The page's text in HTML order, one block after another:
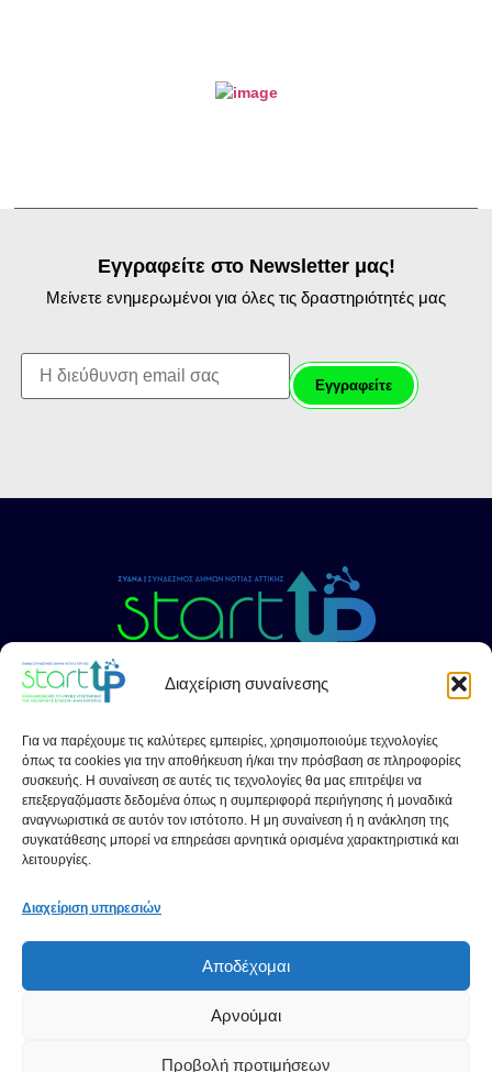
Διαχείριση συναίνεσης
Για να παρέχουμε τις καλύτερες εμπειρίες, χρησιμοποιούμε τεχνολογίες
όπως τα cookies για την αποθήκευση ή/και την πρόσβαση σε πληροφορίες
συσκευής. Η συναίνεση σε αυτές τις τεχνολογίες θα μας επιτρέψει να
επεξεργαζόμαστε δεδομένα όπως η συμπεριφορά περιήγησης ή μοναδικά
αναγνωριστικά σε αυτόν τον ιστότοπο. Η μη συναίνεση ή η ανάκληση της
συγκατάθεσης μπορεί να επηρεάσει αρνητικά ορισμένα χαρακτηριστικά και
λειτουργίες.
Διαχείριση υπηρεσιών
Αποδέχομαι
Αρνούμαι
Προβολή προτιμήσεων
Εγγραφείτε στο Newsletter μας!
Μείνετε ενημερωμένοι για όλες τις δραστηριότητές μας
Σ.υ.Δ.Ν.Α. Startups
+30 210 46 29 300 (Εσωτ. 242)
+30 6947628693
Instagram
YouTube